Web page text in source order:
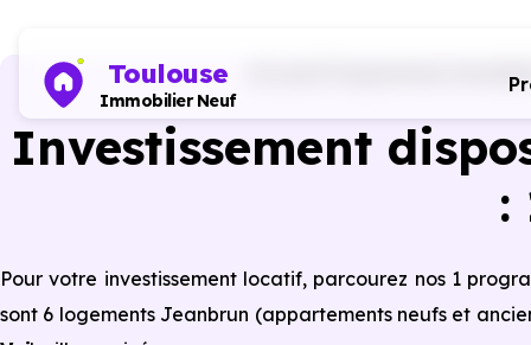
Toulouse
Immobilier Neuf
Programmes
Investissement
:
Pour votre investissement locatif, parcourez nos 1
sont 6 logements Jeanbrun (appartements neufs et